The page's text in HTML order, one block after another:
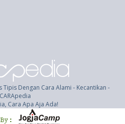
Tipis Dengan Cara Alami - Kecantikan -
CARApedia
Cara Apa Aja Ada!